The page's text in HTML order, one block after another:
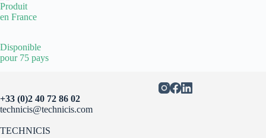
Produit
en France
Disponible
pour 75 pays
+33 (0)2 40 72 86 02
technicis@technicis.com
TECHNICIS